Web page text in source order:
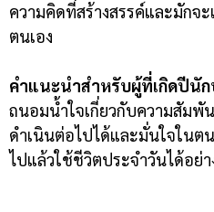
ความคิดที่สร้างสรรค์และมักจ
ตนเอง
คำแนะนำสำหรับผู้ที่เกิดปีนั
ถนอมน้ำใจเกี่ยวกับความสัม
ดำเนินต่อไปได้และมั่นใจในต
ไปแล้วใช้ชีวิตประจำวันได้อย่า